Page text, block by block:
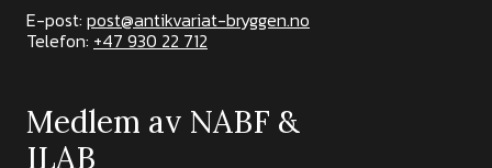
E-post: post@antikvariat-bryggen.no
Telefon: +47 930 22 712
Medlem av NABF &
ILAB